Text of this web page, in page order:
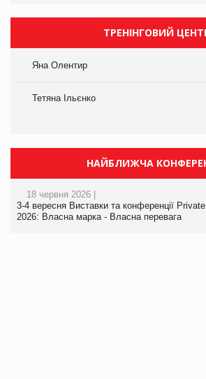
ТРЕНІНГОВИЙ
Яна Олентир
Тетяна Ільєнко
НАЙБЛИЖЧА
18 червня 2026 |
3-4 вересня Виставки та конференції
2026: Власна марка - Власна перевага